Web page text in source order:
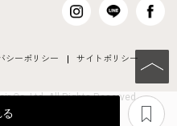
シーポリシー サイトポリシー
Co ,Ltd. All Rights Reserved.